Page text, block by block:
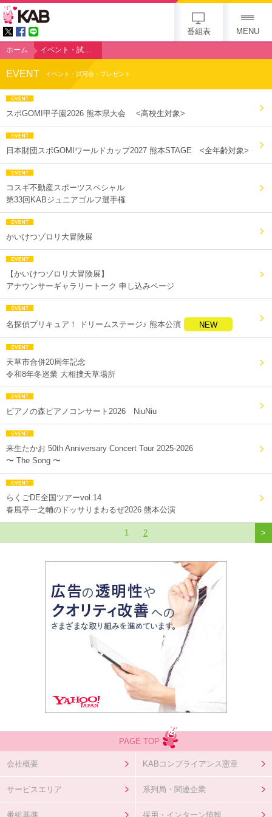
番組表 MENU
ホーム イベント・試写会・プレゼント
EVENT イベント・試写会・プレゼント
スポGOMI甲子園2026 熊本県大会 <高校生対象>
日本財団スポGOMIワールドカップ2027 熊本STAGE <全年齢対象>
コスギ不動産スポーツスペシャル
第33回KABジュニアゴルフ選手権
かいけつゾロリ大冒険展
【かいけつゾロリ大冒険展】
アナウンサーギャラリートーク 申し込みページ
名探偵プリキュア！ ドリームステージ♪ 熊本公演 NEW
天草市合併20周年記念
令和8年冬巡業 大相撲天草場所
ピアノの森ピアノコンサート2026 NiuNiu
来生たかお 50th Anniversary Concert Tour 2025-2026
〜 The Song 〜
らくごDE全国ツアーvol.14
春風亭一之輔のドッサりまわるぜ2026 熊本公演
1 2 >
PAGE TOP
会社概要 KABコンプライアンス憲章
サービスエリア 系列局・関連企業
番組基準 採用・インターン情報